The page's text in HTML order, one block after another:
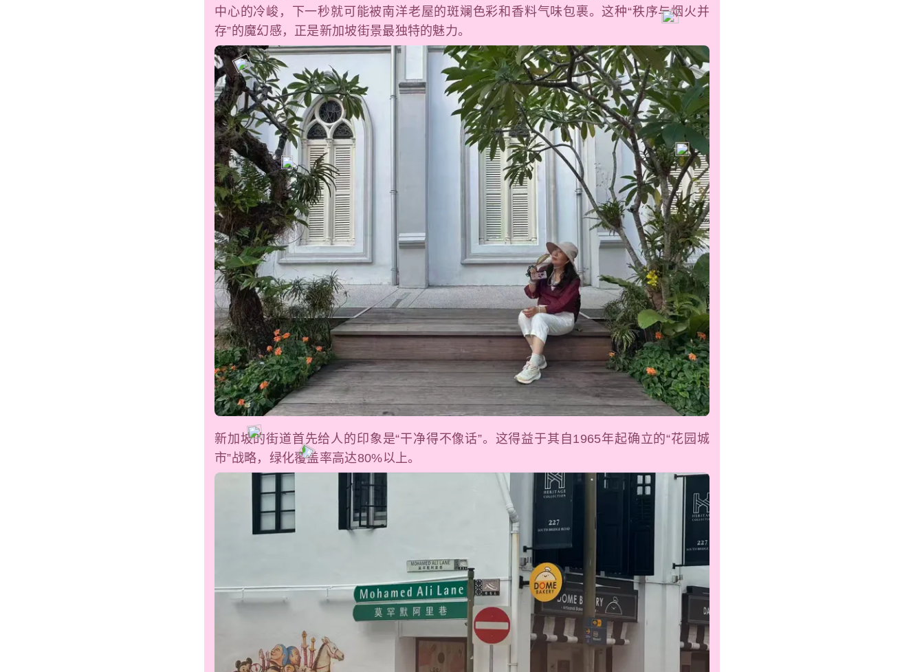
中心的冷峻，下一秒就可能被南洋老屋的斑斓色彩和香料气味包裹。这种“秩序与烟火并
存”的魔幻感，正是新加坡街景最独特的魅力。
新加坡的街道首先给人的印象是“干净得不像话”。这得益于其自1965年起确立的“花园城
市”战略，绿化覆盖率高达80%以上。